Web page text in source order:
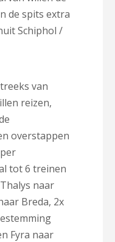
de spits extra
Schiphol /
van
reizen,
overstappen
tot 6 treinen
naar
Breda, 2x
Fyra naar